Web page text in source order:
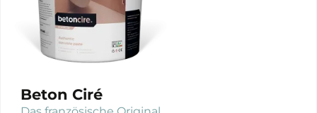
Beton Ciré